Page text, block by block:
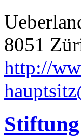
8051
http://